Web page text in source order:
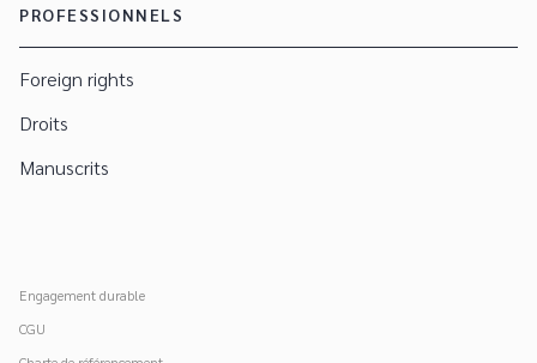
PROFESSIONNELS
Foreign rights
Droits
Manuscrits
Engagement durable
CGU